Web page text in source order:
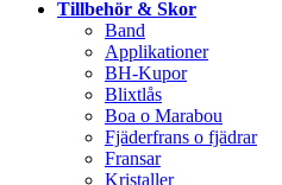
Tillbehör & Skor
Band
Applikationer
BH-Kupor
Blixtlås
Boa o Marabou
Fjäderfrans o fjädrar
Fransar
Kristaller